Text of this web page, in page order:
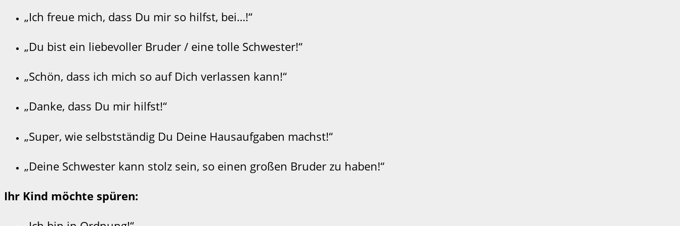
„Ich freue mich, dass Du mir so hilfst, bei…!“
„Du bist ein liebevoller Bruder / eine tolle Schwester!“
„Schön, dass ich mich so auf Dich verlassen kann!“
„Danke, dass Du mir hilfst!“
„Super, wie selbstständig Du Deine Hausaufgaben machst!“
„Deine Schwester kann stolz sein, so einen großen Bruder zu haben!“
Ihr Kind möchte spüren: